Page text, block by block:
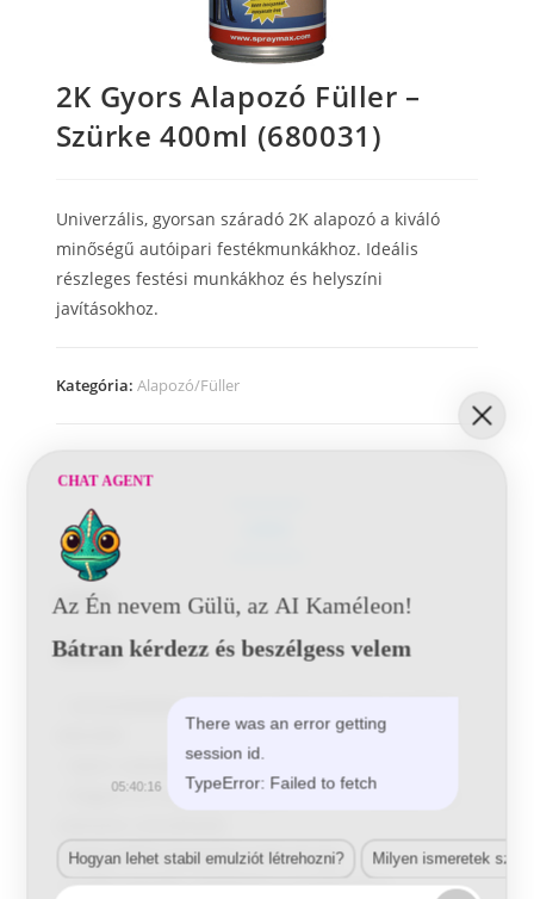
2K Gyors Alapozó Füller –
Szürke 400ml (680031)
Univerzális, gyorsan száradó 2K alapozó a kiváló
minőségű autóipari festékmunkákhoz. Ideális
részleges festési munkákhoz és helyszíni
javításokhoz.
Kategória: Alapozó/Füller
Leírás
Előnyök
Izocianátoktól mentes és oldószerekkel szemben
Gyors száradás (1 óra 20 ° C-on)
Nagyon jó csiszolhatóság (20 ° C-on nedvesen és
Nagy töltési kapacitás (120 μm-ig)
–Kiváló tapadás, beleértve a csupasz és a
CHAT AGENT
Az Én nevem Gülü, az AI Kaméleon!
Bátran kérdezz és beszélgess velem
There was an error getting
session id.
TypeError: Failed to fetch
05:40:16
Hogyan lehet stabil emulziót létrehozni? Milyen ismeretek